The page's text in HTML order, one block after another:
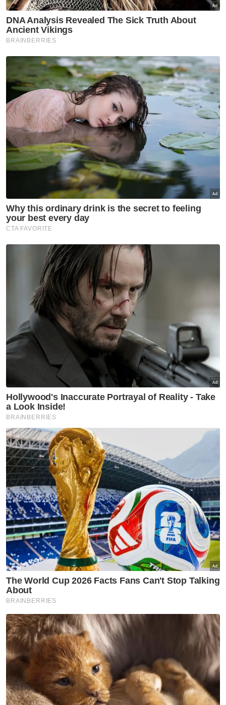
penghantaran yang berjaya diselesaikan.
Berita Telus & Tulus menerusi E-Mel setiap
hari!
Beliau berkata, pada hari kejadian suspek
dipercayai sekali lagi cuba membawa masuk
bekalan dadah untuk dihantar ke sekitar
Kuala Lumpur sebelum berjaya ditahan oleh
anggota bertugas di Checkpoint F dengan
bantuan Pasukan Petugas Balai Polis
Kompleks ICQS Bukit Kayu Hitam.
“Kes disiasat mengikut Seksyen 39B Akta
Dadah Berbahaya 1952 yang
memperuntukkan hukuman mati atau
penjara seumur hidup serta sebatan jika sabit
kesalahan.
"Suspek kini direman selama enam hari
sehingga 21 Jun ini bagi membantu siasatan
lanjut. Siasatan masih diteruskan untuk
mengenal pasti rangkaian penuh sindiket
termasuk sumber bekalan, rangkaian
pengedaran dan individu lain yang terlibat,"
katanya lagi.
Muat turun aplikasi Sinar Harian. Klik di sini!
Pelajar IPT